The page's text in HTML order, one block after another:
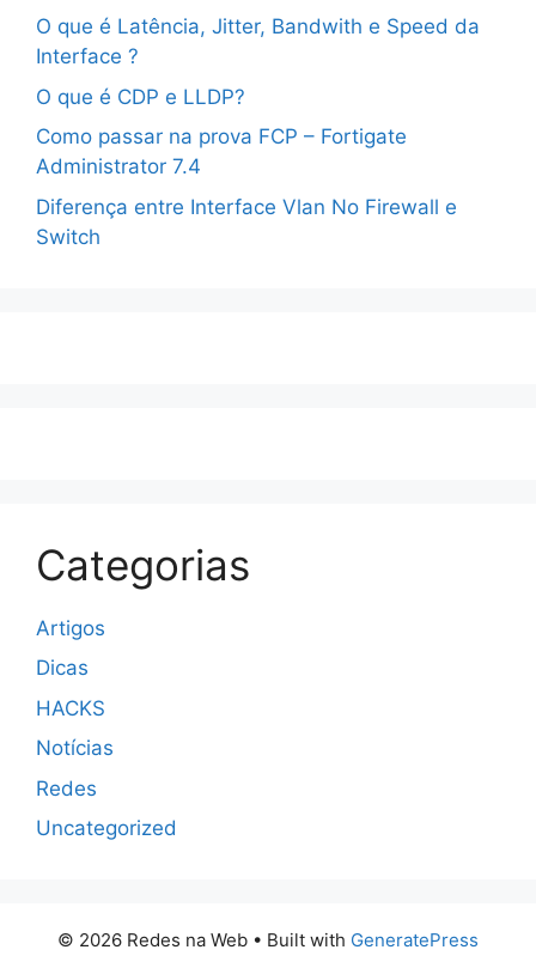
O que é Latência, Jitter, Bandwith e Speed da
Interface ?
O que é CDP e LLDP?
Como passar na prova FCP – Fortigate
Administrator 7.4
Diferença entre Interface Vlan No Firewall e
Switch
Categorias
Artigos
Dicas
HACKS
Notícias
Redes
Uncategorized
© 2026 Redes na Web • Built with GeneratePress